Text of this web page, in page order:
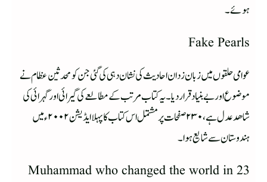
ہوئے ۔
Fake Pearls
عوامی حلقوں میں زبان زد ان احادیث کی نشان دہی کی گئی جن کو محدثین عظام نے
موضوع اور بے بنیاد قرار دیا ۔ یہ کتاب مرتب کے مطالعے کی گیرائی اور گہرائی کی
شاھد عدل ہے، ۲۳۰صفحات پر مشتمل اس کتاب کا پہلا ایڈیشن ۲۰۰۲ء میں
ہندوستان سے شایع ہوا ۔
Muhammad who changed the world in 23